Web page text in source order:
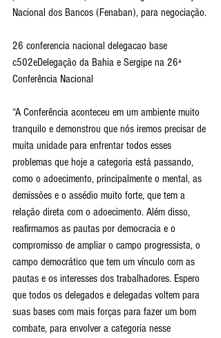
Nacional dos Bancos (Fenaban), para negociação.
26 conferencia nacional delegacao base
c502eDelegação da Bahia e Sergipe na 26ª
Conferência Nacional
“A Conferência aconteceu em um ambiente muito
tranquilo e demonstrou que nós iremos precisar de
muita unidade para enfrentar todos esses
problemas que hoje a categoria está passando,
como o adoecimento, principalmente o mental, as
demissões e o assédio muito forte, que tem a
relação direta com o adoecimento. Além disso,
reafirmamos as pautas por democracia e o
compromisso de ampliar o campo progressista, o
campo democrático que tem um vínculo com as
pautas e os interesses dos trabalhadores. Espero
que todos os delegados e delegadas voltem para
suas bases com mais forças para fazer um bom
combate, para envolver a categoria nesse